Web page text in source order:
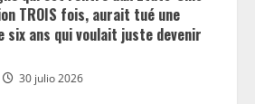
TROIS fois, aurait tué une
ans qui voulait juste devenir
30 julio 2026